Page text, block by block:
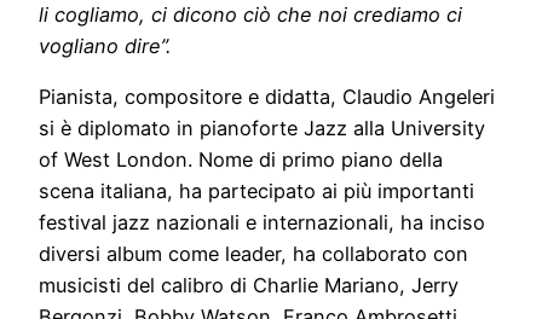
li cogliamo, ci dicono ciò che noi crediamo ci
vogliano dire”.
Pianista, compositore e didatta, Claudio Angeleri
si è diplomato in pianoforte Jazz alla University
of West London. Nome di primo piano della
scena italiana, ha partecipato ai più importanti
festival jazz nazionali e internazionali, ha inciso
diversi album come leader, ha collaborato con
musicisti del calibro di Charlie Mariano, Jerry